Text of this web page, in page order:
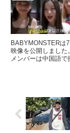
BABYMONSTERは
映像を公開しました
メンバーは中国語で